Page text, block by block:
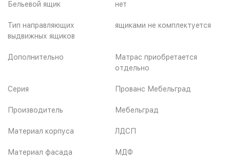
Бельевой ящик нет
Тип направляющих
выдвижных ящиков
ящиками не комплектуется
Дополнительно
Матрас приобретается
отдельно
Серия Прованс Мебельград
Производитель Мебельград
Материал корпуса ЛДСП
Материал фасада МДФ